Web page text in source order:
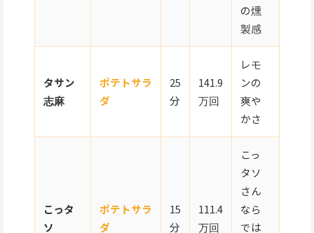
の燻
製感
タサン
志麻
ポテトサラ
ダ
25
分
141.9
万回
レモ
ンの
爽や
かさ
こっタ
ソ
ポテトサラ
ダ
15
分
111.4
万回
こっ
タソ
さん
なら
では